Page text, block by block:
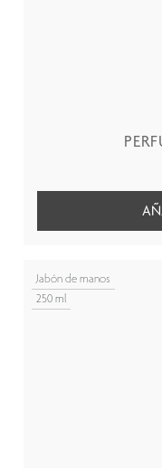
Jabón de manos
250 ml